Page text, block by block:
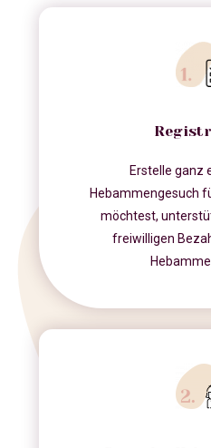
Erstelle ganz
Hebammengesuch
möchtest,
freiwilligen